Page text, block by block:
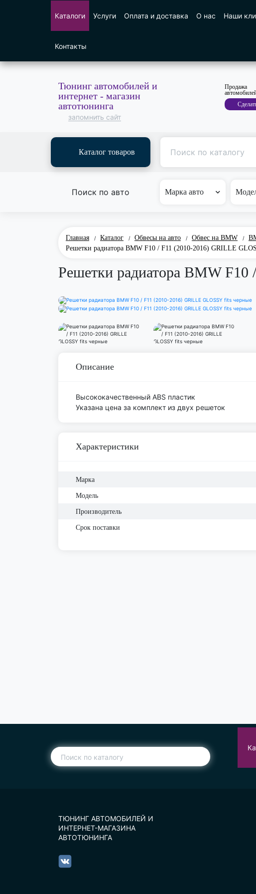
Каталоги Услуги Оплата и доставка О нас Наши
Контакты
Тюнинг автомобилей и
интернет - магазин
автотюнинга
запомнить сайт
Продажа
Каталог товаров
Поиск по авто Марка авто
Главная / Каталог / Обвесы на авто / Обвес на BMW /
Решетки радиатора BMW F10 / F11 (2010-2016) GRILLE
Решетки радиатора BMW
Описание
Высококачественный ABS пластик
Указана цена за комплект из двух решеток
Характеристики
Марка
Модель
Производитель
Срок поставки
ТЮНИНГ АВТОМОБИЛЕЙ И
ИНТЕРНЕТ-МАГАЗИНА
АВТОТЮНИНГА